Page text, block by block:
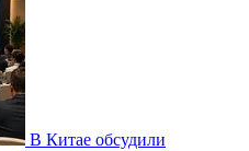
В Китае обсудили